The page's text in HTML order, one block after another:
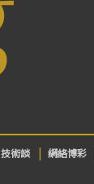
技術談 網絡博彩